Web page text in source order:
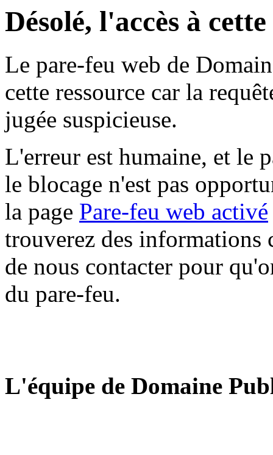
Désolé, l'accès à
Le pare-feu web de
cette ressource car la
jugée suspicieuse.
L'erreur est humaine, et le
le blocage n'est pas
la page Pare-feu web activé
trouverez des informations
de nous contacter pour
du pare-feu.
L'équipe de Domaine